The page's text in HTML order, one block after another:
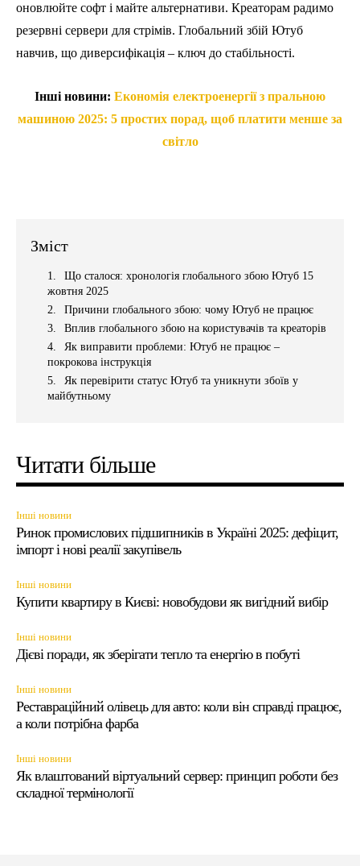
оновлюйте софт і майте альтернативи. Креаторам радимо
резервні сервери для стрімів. Глобальний збій Ютуб
навчив, що диверсифікація – ключ до стабільності.
Інші новини: Економія електроенергії з пральною
машиною 2025: 5 простих порад, щоб платити менше за
світло
Зміст
Що сталося: хронологія глобального збою Ютуб 15
жовтня 2025
Причини глобального збою: чому Ютуб не працює
Вплив глобального збою на користувачів та креаторів
Як виправити проблеми: Ютуб не працює –
покрокова інструкція
Як перевірити статус Ютуб та уникнути збоїв у
майбутньому
Читати більше
Інші новини
Ринок промислових підшипників в Україні 2025: дефіцит,
імпорт і нові реалії закупівель
Інші новини
Купити квартиру в Києві: новобудови як вигідний вибір
Інші новини
Дієві поради, як зберігати тепло та енергію в побуті
Інші новини
Реставраційний олівець для авто: коли він справді працює,
а коли потрібна фарба
Інші новини
Як влаштований віртуальний сервер: принцип роботи без
складної термінології